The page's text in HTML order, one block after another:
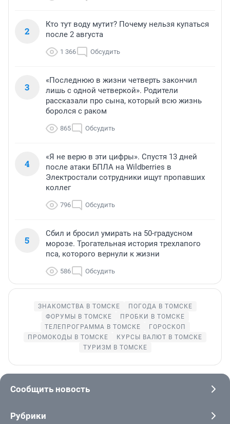
2
Кто тут воду мутит? Почему нельзя купаться
после 2 августа
1 366 Обсудить
3
«Последнюю в жизни четверть закончил
лишь с одной четверкой». Родители
рассказали про сына, который всю жизнь
боролся с раком
865 Обсудить
4
«Я не верю в эти цифры». Спустя 13 дней
после атаки БПЛА на Wildberries в
Электростали сотрудники ищут пропавших
коллег
796 Обсудить
5
Сбил и бросил умирать на 50-градусном
морозе. Трогательная история трехлапого
пса, которого вернули к жизни
586 Обсудить
ЗНАКОМСТВА В ТОМСКЕ
ПОГОДА В ТОМСКЕ
ФОРУМЫ В ТОМСКЕ
ПРОБКИ В ТОМСКЕ
ТЕЛЕПРОГРАММА В ТОМСКЕ
ГОРОСКОП
ПРОМОКОДЫ В ТОМСКЕ
КУРСЫ ВАЛЮТ В ТОМСКЕ
ТУРИЗМ В ТОМСКЕ
Сообщить новость
Рубрики